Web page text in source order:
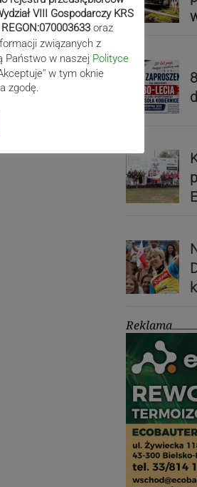
Reklama
VIII Gospodarczy KRS
oraz
związanych z
Państwo w naszej Polityce
w tym oknie
zgodę.